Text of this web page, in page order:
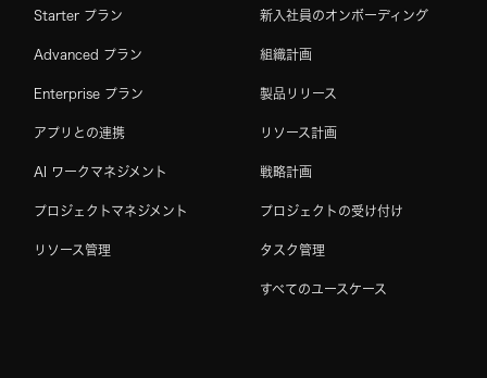
Starter プラン
Advanced プラン
Enterprise プラン
アプリとの連携
AI ワークマネジメント
プロジェクトマネジメント
リソース管理
新入社員のオンボーディング
組織計画
製品リリース
リソース計画
戦略計画
プロジェクトの受け付け
タスク管理
すべてのユースケース